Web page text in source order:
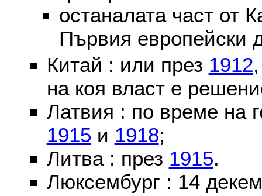
останалата част от
Първия европейски
Китай : или през 1912
на коя власт е
Латвия : по време на
1915 и 1918;
Литва : през 1915.
Люксембург : 14